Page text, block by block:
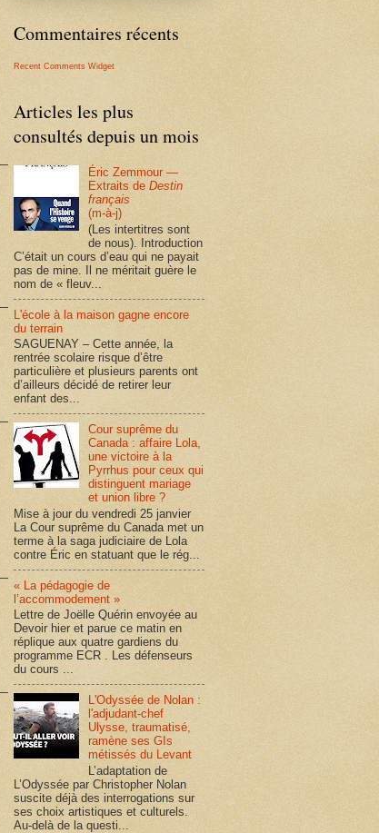
Commentaires récents
Recent Comments Widget
Articles les plus
consultés depuis un mois
Éric Zemmour —
Extraits deDestin
français
(m-à-j)
(Les intertitres sont
de nous). Introduction
C’était un cours d’eau qui ne payait
pas de mine. Il ne méritait guère le
nom de « fleuv...
L'école à la maison gagne encore
du terrain
SAGUENAY – Cette année, la
rentrée scolaire risque d’être
particulière et plusieurs parents ont
d’ailleurs décidé de retirer leur
enfant des...
Cour suprême du
Canada : affaire Lola,
une victoire à la
Pyrrhus pour ceux qui
distinguent mariage
et union libre ?
Mise à jour du vendredi 25 janvier
La Cour suprême du Canada met un
terme à la saga judiciaire de Lola
contre Éric en statuant que le rég...
« La pédagogie de
l’accommodement »
Lettre de Joëlle Quérin envoyée au
Devoir hier et parue ce matin en
réplique aux quatre gardiens du
programme ECR . Les défenseurs
du cours ...
L'Odyssée de Nolan :
l'adjudant-chef
Ulysse, traumatisé,
ramène ses GIs
métissés du Levant
L’adaptation de
L’Odyssée par Christopher Nolan
suscite déjà des interrogations sur
ses choix artistiques et culturels.
Au-delà de la questi...